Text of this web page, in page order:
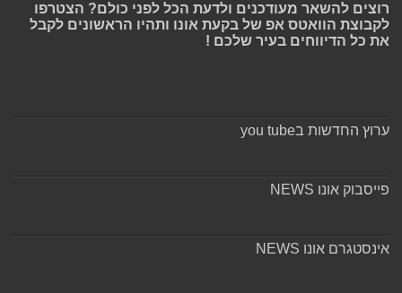
רוצים להשאר מעודכנים ולדעת הכל לפני כולם? הצטרפו
לקבוצת הוואטס אפ של בקעת אונו ותהיו הראשונים לקבל
את כל הדיווחים בעיר שלכם !
ערוץ החדשות בyou tube
פייסבוק אונו NEWS
אינסטגרם אונו NEWS